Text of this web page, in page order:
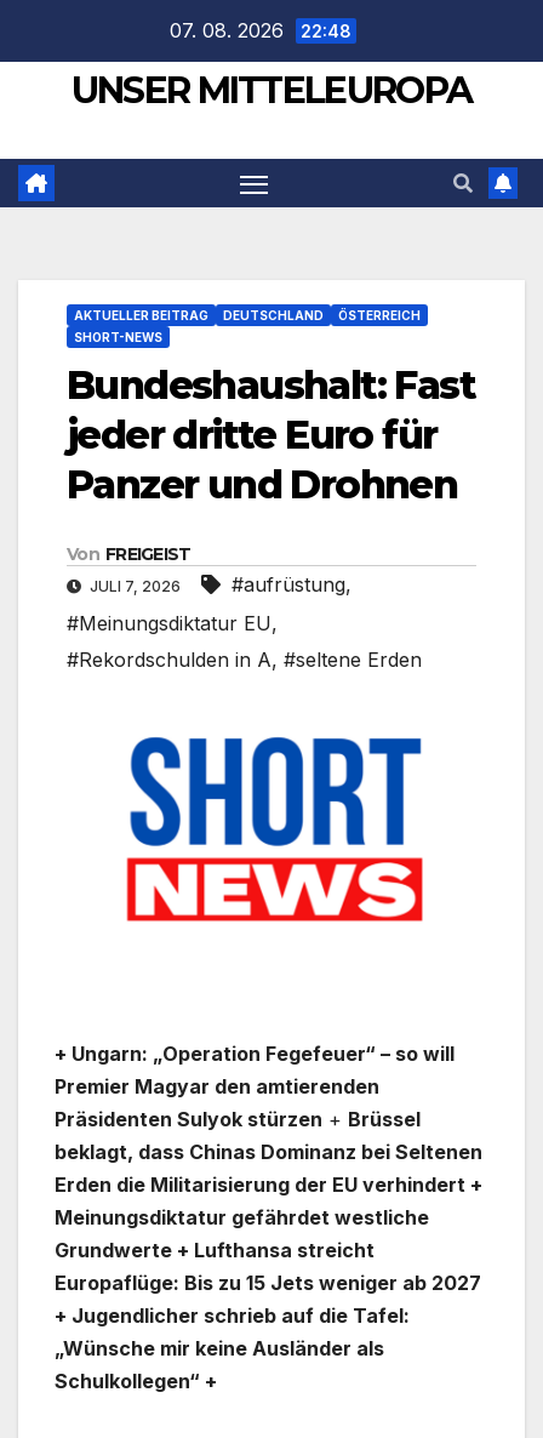
springen
07. 08. 2026 22:48
UNSER MITTELEUROPA
AKTUELLER BEITRAG DEUTSCHLAND
ÖSTERREICH
SHORT-NEWS
Bundeshaushalt: Fast
jeder dritte Euro für
Panzer und Drohnen
Von FREIGEIST
JULI 7, 2026 #aufrüstung,
#Meinungsdiktatur EU,
#Rekordschulden in A, #seltene Erden
+ Ungarn: „Operation Fegefeuer“ – so will
Premier Magyar den amtierenden
Präsidenten Sulyok stürzen + Brüssel
beklagt, dass Chinas Dominanz bei Seltenen
Erden die Militarisierung der EU verhindert +
Meinungsdiktatur gefährdet westliche
Grundwerte + Lufthansa streicht
Europaflüge: Bis zu 15 Jets weniger ab 2027
+ Jugendlicher schrieb auf die Tafel:
„Wünsche mir keine Ausländer als
Schulkollegen“ +